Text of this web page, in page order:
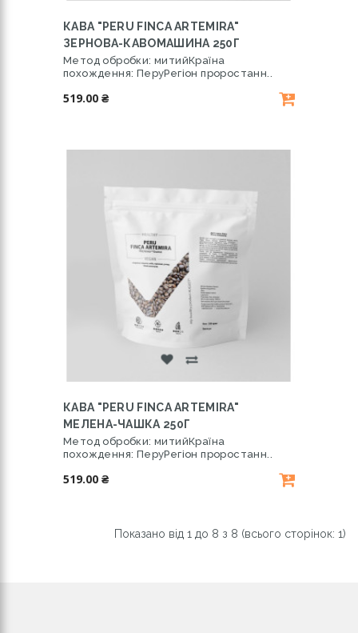
КАВА "PERU FINCA ARTEMIRA"
ЗЕРНОВА-КАВОМАШИНА 250Г
Метод обробки: митийКраїна
похождення: ПеруРегіон проростанн..
519.00 ₴
КАВА "PERU FINCA ARTEMIRA"
МЕЛЕНА-ЧАШКА 250Г
Метод обробки: митийКраїна
похождення: ПеруРегіон проростанн..
519.00 ₴
Показано від 1 до 8 з 8 (всього сторінок: 1)